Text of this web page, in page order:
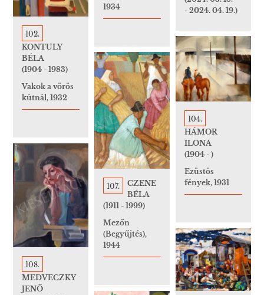
- 2024. 04. 19.)
1934
102.
KONTULY
BÉLA
(1904 - 1983)
Vakok a vörös
kútnál, 1932
104.
HÁMOR
ILONA
(1904 - )
Ezüstös
fények, 1931
107.
CZENE
BÉLA
(1911 - 1999)
Mezőn
(Begyűjtés),
1944
108.
MEDVECZKY
JENŐ